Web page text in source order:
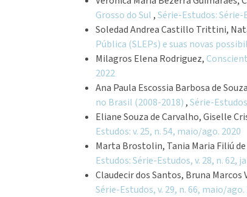
Grosso do Sul ,Série-Estudos: Série-
Soledad Andrea Castillo Trittini,
Pública (SLEPs) e suas novas
Milagros Elena Rodriguez,
2022
Ana Paula Escossia Barbosa de
no Brasil (2008-2018) ,Série-
Eliane Souza de Carvalho, Giselle
Estudos: v. 25, n. 54, maio/ago. 2020
Marta Brostolin, Tania Maria Filiú de
Estudos: Série-Estudos, v. 28, n. 62,
Claudecir dos Santos, Bruna Marcos
Série-Estudos, v. 29, n. 66, maio/ago.